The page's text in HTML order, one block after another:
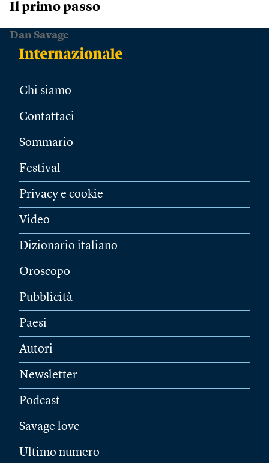
Il primo passo
Dan Savage
Chi siamo
Contattaci
Sommario
Festival
Privacy e cookie
Video
Dizionario italiano
Oroscopo
Pubblicità
Paesi
Autori
Newsletter
Podcast
Savage love
Ultimo numero